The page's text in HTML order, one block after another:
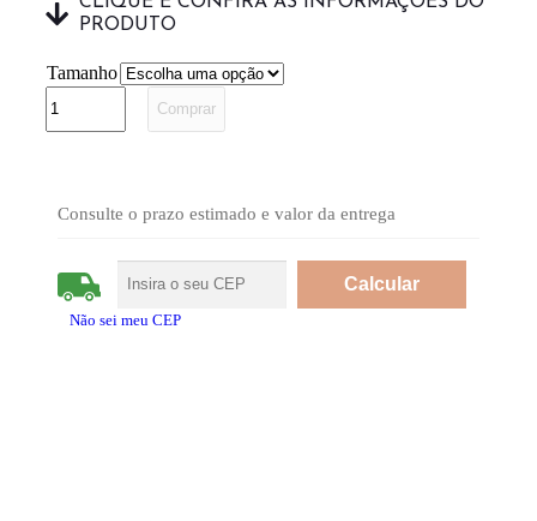
PRODUTO
Tamanho
Comprar
Consulte o prazo estimado e valor da entrega
Não sei meu CEP